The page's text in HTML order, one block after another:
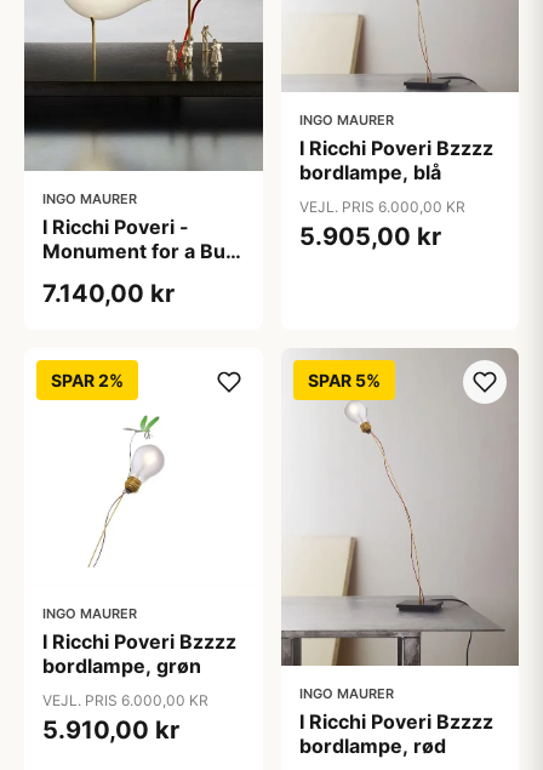
INGO MAURER
I Ricchi Poveri -
Monument for a Bulb
7.140,00 kr
INGO MAURER
I Ricchi Poveri Bzzzz
bordlampe, blå
VEJL. PRIS 6.000,00 KR
5.905,00 kr
SPAR 2%
INGO MAURER
I Ricchi Poveri Bzzzz
bordlampe, grøn
VEJL. PRIS 6.000,00 KR
5.910,00 kr
SPAR 5%
INGO MAURER
I Ricchi Poveri Bzzzz
bordlampe, rød